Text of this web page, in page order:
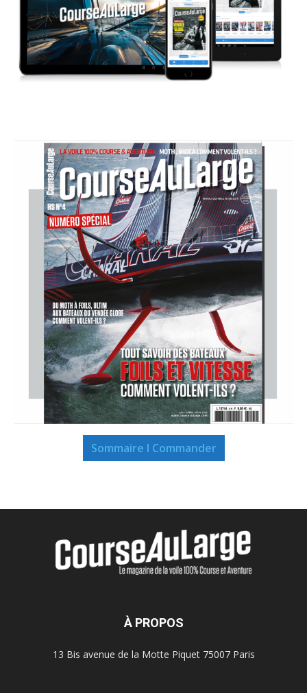
Sommaire I Commander
À PROPOS
13 Bis avenue de la Motte Piquet 75007 Paris